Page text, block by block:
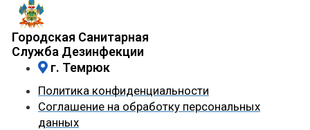
Городская Санитарная
Служба Дезинфекции
г. Темрюк
Политика конфиденциальности
Соглашение на обработку персональных
данных